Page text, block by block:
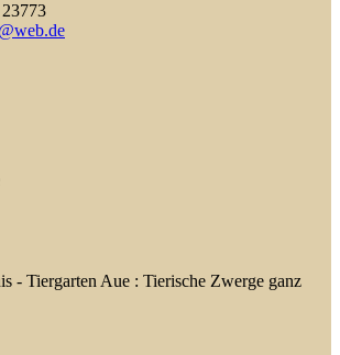
- Tiergarten Aue : Tierische Zwerge ganz